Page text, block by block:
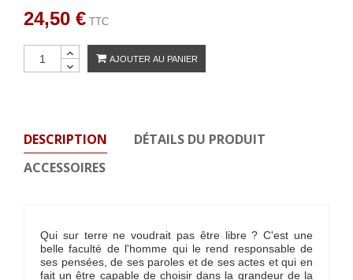
24,50 € TTC
AJOUTER AU PANIER
DESCRIPTION
DÉTAILS DU PRODUIT
ACCESSOIRES
Qui sur terre ne voudrait pas être libre ? C'est une
belle faculté de l'homme qui le rend responsable de
ses pensées, de ses paroles et de ses actes et qui en
fait un être capable de choisir dans la grandeur de la